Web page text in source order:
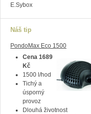
E.Sybox
Náš tip
PondoMax Eco 1500
Cena 1689
Kč
1500 l/hod
Tichý a
úsporný
provoz
Dlouhá životnost